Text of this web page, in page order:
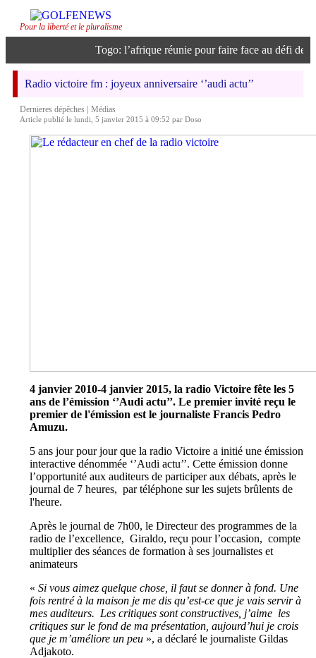
Pour la liberté et le pluralisme
Togo: l’afrique réunie pour faire face au défi de
Radio victoire fm : joyeux anniversaire ‘’audi actu’’
Dernieres dépêches
Médias
Article publié le lundi, 5 janvier 2015 à 09:52 par Doso
4 janvier 2010-4 janvier 2015, la radio Victoire fête les 5
ans de l’émission ‘’Audi actu’’. Le premier invité reçu le
premier de l'émission est le journaliste Francis Pedro
Amuzu.
5 ans jour pour jour que la radio Victoire a initié une émission
interactive dénommée ‘’Audi actu’’. Cette émission donne
l’opportunité aux auditeurs de participer aux débats, après le
journal de 7 heures, par téléphone sur les sujets brûlents de
l'heure.
Après le journal de 7h00, le Directeur des programmes de la
radio de l’excellence, Giraldo, reçu pour l’occasion, compte
multiplier des séances de formation à ses journalistes et
animateurs
« Si vous aimez quelque chose, il faut se donner à fond. Une
fois rentré à la maison je me dis qu’est-ce que je vais servir à
mes auditeurs. Les critiques sont constructives, j’aime les
critiques sur le fond de ma présentation, aujourd’hui je crois
que je m’améliore un peu », a déclaré le journaliste Gildas
Adjakoto.